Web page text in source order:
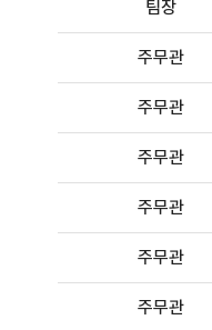
팀장
주무관
주무관
주무관
주무관
주무관
주무관